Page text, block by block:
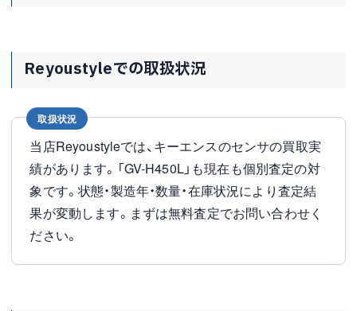
Reyoustyleでの取扱状況
取扱状況
当店Reyoustyleでは、キーエンスのセンサの買取実
績があります。「GV-H450L」も現在も個別査定の対
象です。状態・製造年・数量・在庫状況により査定結
果が変動します。まずは無料査定でお問い合わせく
ださい。